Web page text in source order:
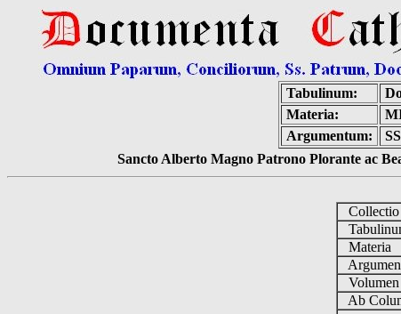
Tabulinum:
Materia:
Argumentum:
Sancto Alberto Magno Patrono Plorante ac
Collectio
Materia
Volumen
Ab